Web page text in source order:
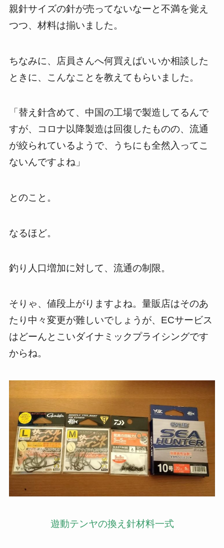
親針サイズの針が売ってないなーと不満を覚え
つつ、材料は揃いました。
ちなみに、店員さんへ何買えばいいか相談した
ときに、こんなことを教えてもらいました。
「替え針含めて、中国の工場で製造してるんで
すが、コロナ以降製造は回復したものの、流通
が絞られているようで、うちにも全然入ってこ
ないんですよね」
とのこと。
なるほど。
釣り人口増加に対して、流通の制限。
そりゃ、値段上がりますよね。量販店はそのあ
たり中々変更が難しいでしょうが、 ECサービス
はどーんとこいダイナミックプライシングです
からね。
遊動テンヤの換え 針材料一式